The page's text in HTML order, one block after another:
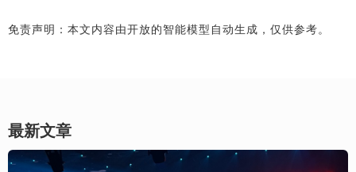
免责声明：本文内容由开放的智能模型自动生成，仅供参考。
最新文章